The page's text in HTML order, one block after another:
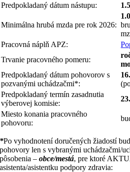
Predpokladaný dátum nástupu:
Minimálna hrubá mzda pre rok 2026:
Pracovná náplň APZ:
Trvanie pracovného pomeru:
Predpokladaný dátum pohovorov s
pozvanými uchádzačmi*:
Predpokladaný termín zasadnutia
výberovej komisie:
Miesto konania pracovného
pohovoru:
*Po vyhodnotení doručených žiadostí
pohovory len s vybranými uchádzačmi/
pôsobenia –obce/mestá, pre ktoré
asistenta/asistentku podpory zdravia: